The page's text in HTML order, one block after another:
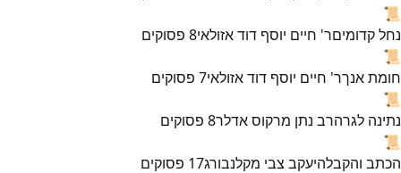
📜
נחל קדומיםר' חיים יוסף דוד אזולאי8 פסוקים
📜
חומת אנךר' חיים יוסף דוד אזולאי7 פסוקים
📜
נתינה לגרהרב נתן מרקוס אדלר8 פסוקים
📜
הכתב והקבלהיעקב צבי מקלנבורג17 פסוקים